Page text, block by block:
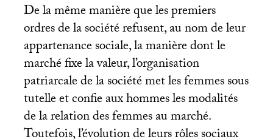
De la même manière que les premiers
ordres de la société refusent, au nom de leur
appartenance sociale, la manière dont le
marché fixe la valeur, l’organisation
patriarcale de la société met les femmes sous
tutelle et confie aux hommes les modalités
de la relation des femmes au marché.